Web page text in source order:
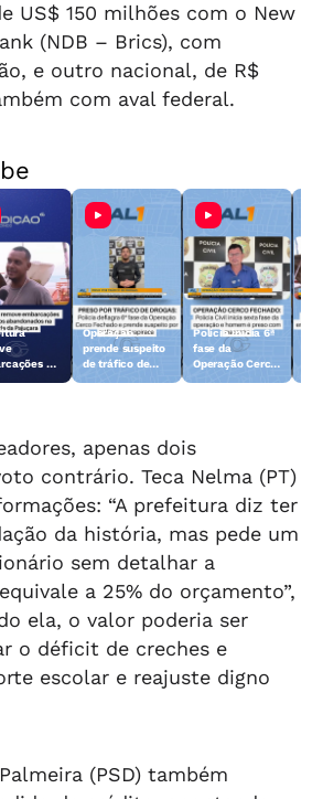
US$ 150 milhões com o New
(NDB – Brics), com
e outro nacional, de R$
com aval federal.
e
Operação
prende suspeito
de tráfico de
Polícia inicia 6ª
fase da
Operação Cerco
apenas dois
contrário. Teca Nelma (PT)
“A prefeitura diz ter
da história, mas pede um
sem detalhar a
a 25% do orçamento”,
ela, o valor poderia ser
o déficit de creches e
escolar e reajuste digno
(PSD) também